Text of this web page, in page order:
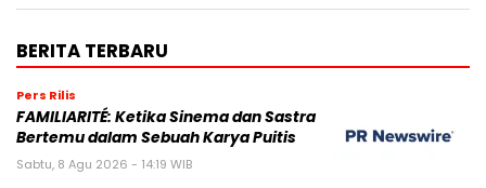
BERITA TERBARU
Pers Rilis
FAMILIARITÉ: Ketika Sinema dan Sastra
Bertemu dalam Sebuah Karya Puitis
Sabtu, 8 Agu 2026 - 14:19 WIB